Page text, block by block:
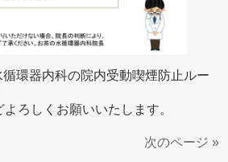
環器内科の院内受動喫煙防止ルー
ろしくお願いいたします。
次のページ »